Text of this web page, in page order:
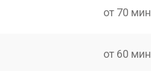
от 70 мин
от 60 мин